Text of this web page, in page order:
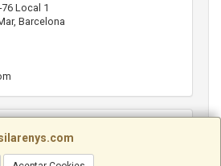
Local 1
, Barcelona
de 10.00 a 13.30 horas Tardes